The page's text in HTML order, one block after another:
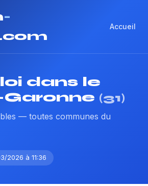
-
Accueil
dans le
(31)
— toutes communes du
2026 à 11:36